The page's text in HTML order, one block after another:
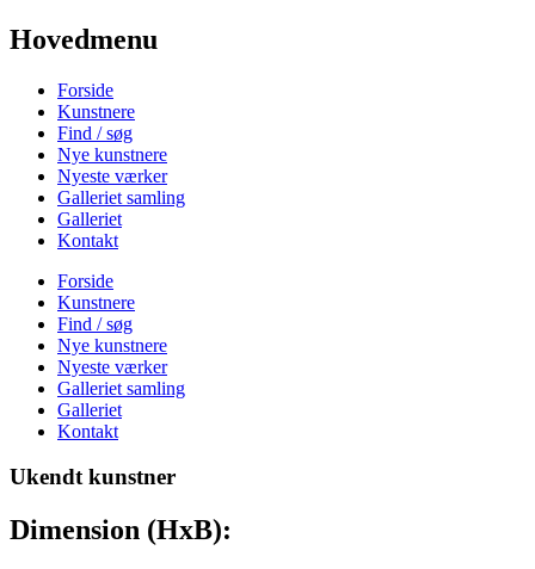
Hovedmenu
Forside
Kunstnere
Find / søg
Nye kunstnere
Nyeste værker
Galleriet samling
Galleriet
Kontakt
Forside
Kunstnere
Find / søg
Nye kunstnere
Nyeste værker
Galleriet samling
Galleriet
Kontakt
Ukendt kunstner
Dimension (HxB):